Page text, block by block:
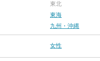
東北
東海
九州・沖縄
女性